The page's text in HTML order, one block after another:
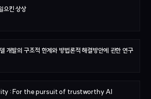
으킨 상상
개발의 구조적 한계와 방법론적 해결방안에 관한 연구
: For the pursuit of trustworthy AI